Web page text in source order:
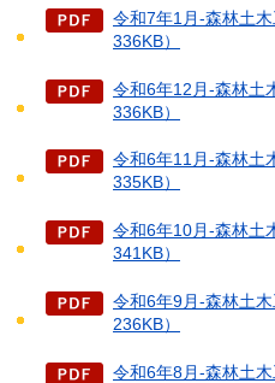
令和7年1月-森林土
336KB）
令和6年12月-森林土
336KB）
令和6年11月-森林土
335KB）
令和6年10月-森林土
341KB）
令和6年9月-森林土
236KB）
令和6年8月-森林土